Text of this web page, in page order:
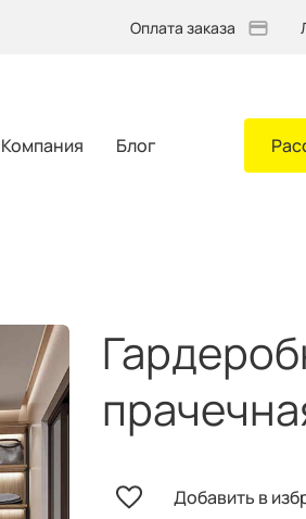
Оплата заказа
Компания Блог
Добавить в